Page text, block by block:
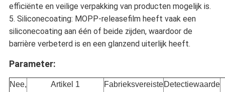
efficiënte en veilige verpakking van producten mogelijk is.
5. Siliconecoating: MOPP-releasefilm heeft vaak een
siliconecoating aan één of beide zijden, waardoor de
barrière verbeterd is en een glanzend uiterlijk heeft.
Parameter:
Nee,
Artikel 1 FabrieksvereisteDetectiewaarde